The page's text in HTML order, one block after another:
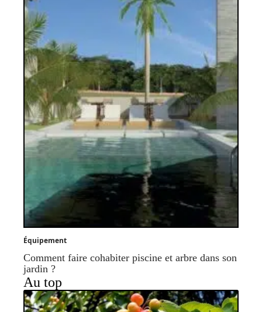
Équipement
Comment faire cohabiter piscine et arbre dans son
jardin ?
Au top